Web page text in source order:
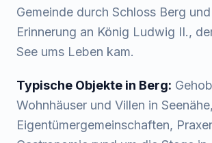
Gemeinde durch Schloss Berg
Erinnerung an König Ludwig II.,
See ums Leben kam.
Typische Objekte in Berg:
Wohnhäuser und Villen in Seenähe,
Eigentümergemeinschaften,